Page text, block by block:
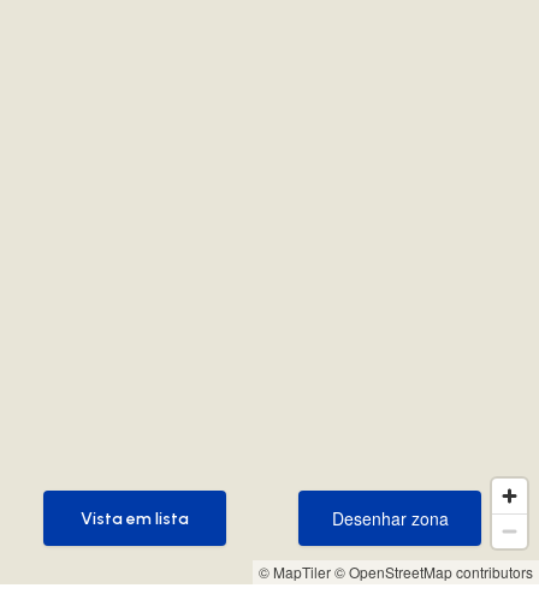
© MapTiler© OpenStreetMap contributors
Desenhar zona
Desenhar zona
Vista em lista
Vista em lista